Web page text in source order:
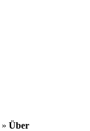
» Über